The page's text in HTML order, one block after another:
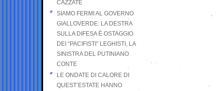
CAZZATE
SIAMO FERMI AL GOVERNO
GIALLOVERDE: LA DESTRA
SULLA DIFESA È OSTAGGIO
DEI “PACIFISTI” LEGHISTI, LA
SINISTRA DEL PUTINIANO
CONTE
LE ONDATE DI CALORE DI
QUEST’ESTATE HANNO